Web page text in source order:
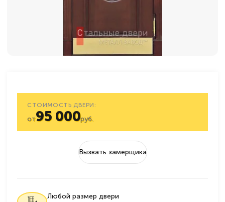
СТОИМОСТЬ ДВЕРИ:
от95 000руб.
Вызвать замерщика
Любой размер двери